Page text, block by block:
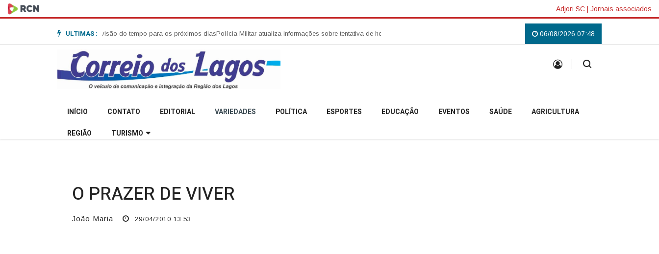
Adjori SC | Jornais associados
ULTIMAS :
- 452 em Anita GaribaldiPrevisão do tempo para os próximos diasPolícia Militar atualiza informações sobre tentativa de homicídio no Centro de Anita Garibaldi Caminhão perde os freios e bate contra paredão de pedras
06/08/2026 07:48
INÍCIO CONTATO EDITORIAL VARIEDADES POLÍTICA ESPORTES EDUCAÇÃO EVENTOS SAÚDE AGRICULTURA
REGIÃO TURISMO
O PRAZER DE VIVER
João Maria 29/04/2010 13:53